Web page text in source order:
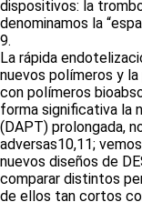
dispositivos: la
denominamos la
9.
La rápida
nuevos polímeros y
con polímeros
forma significativa la
(DAPT) prolongada,
adversas10,11;
nuevos diseños de
comparar distintos
de ellos tan cortos